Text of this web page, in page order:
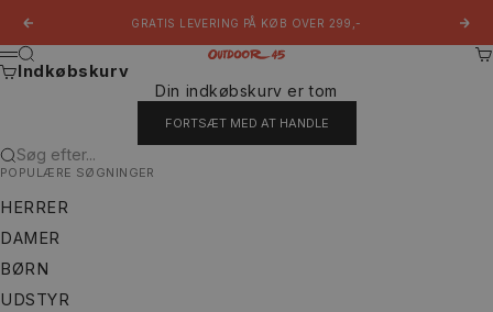
Forrige
GRATIS LEVERING PÅ KØB OVER 299,-
Outdoor 45
Menu
Søg
Indkøbskurv
Din indkøbskurv er tom
FORTSÆT MED AT HANDLE
Søg efter...
POPULÆRE SØGNINGER
HERRER
DAMER
BØRN
UDSTYR